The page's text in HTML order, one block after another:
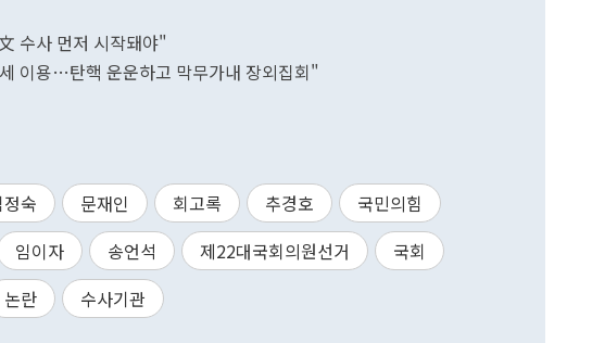
수사 먼저 시작돼야"
이용…탄핵 운운하고 막무가내 장외집회"
숙 문재인 회고록 추경호
국민의힘
임이자 송언석 제22대국회의원선거
국회
논란 수사기관